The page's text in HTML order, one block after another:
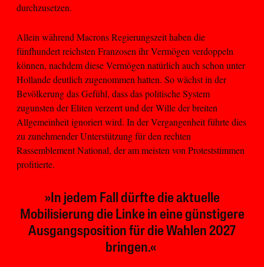
durchzusetzen.
Allein während Macrons Regierungszeit haben die
fünfhundert reichsten Franzosen ihr Vermögen verdoppeln
können, nachdem diese Vermögen natürlich auch schon unter
Hollande deutlich zugenommen hatten. So wächst in der
Bevölkerung das Gefühl, dass das politische System
zugunsten der Eliten verzerrt und der Wille der breiten
Allgemeinheit ignoriert wird. In der Vergangenheit führte dies
zu zunehmender Unterstützung für den rechten
Rassemblement National, der am meisten von Proteststimmen
profitierte.
»In jedem Fall dürfte die aktuelle
Mobilisierung die Linke in eine günstigere
Ausgangsposition für die Wahlen 2027
bringen.«